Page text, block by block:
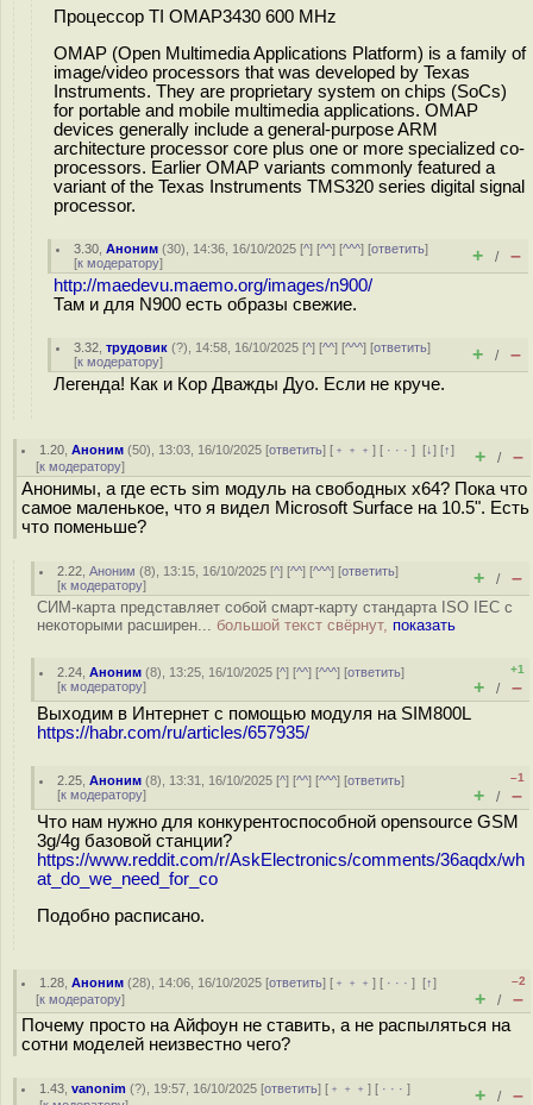
Процессор TI OMAP3430 600 MHz
OMAP (Open Multimedia Applications Platform) is a family of
image/video processors that was developed by Texas
Instruments. They are proprietary system on chips (SoCs)
for portable and mobile multimedia applications. OMAP
devices generally include a general-purpose ARM
architecture processor core plus one or more specialized co-
processors. Earlier OMAP variants commonly featured a
variant of the Texas Instruments TMS320 series digital signal
processor.
3.30 ,Аноним (30), 14:36, 16/10/2025 [^] [^^] [^^^] [ответить]
[к модератору] + / –
http://maedevu.maemo.org/images/n900/
Там и для N900 есть образы свежие.
3.32 ,трудовик (?), 14:58, 16/10/2025 [^] [^^] [^^^] [ответить]
[к модератору] + / –
Легенда! Как и Кор Дважды Дуо. Если не круче.
1.20 ,Аноним (50), 13:03, 16/10/2025 [ответить] [ ﹢﹢﹢] [ · · ·][↓] [↑]
[к модератору] + / –
Анонимы, а где есть sim модуль на свободных x64? Пока что
самое маленькое, что я видел Microsoft Surface на 10.5". Есть
что поменьше?
2.22 ,Аноним (8), 13:15, 16/10/2025 [^] [^^] [^^^] [ответить]
[к модератору] + / –
СИМ-карта представляет собой смарт-карту стандарта ISO IEC с
некоторыми расширен... большой текст свёрнут, показать
2.24 ,Аноним (8), 13:25, 16/10/2025 [^] [^^] [^^^] [ответить]
[к модератору]
+1
+ / –
Выходим в Интернет с помощью модуля на SIM800L
https://habr.com/ru/articles/657935/
2.25 ,Аноним (8), 13:31, 16/10/2025 [^] [^^] [^^^] [ответить]
[к модератору]
–1
+ / –
Что нам нужно для конкурентоспособной opensource GSM
3g/4g базовой станции?
https://www.reddit.com/r/AskElectronics/comments/36aqdx/wh
at_do_we_need_for_co
Подобно расписано.
1.28 ,Аноним (28), 14:06, 16/10/2025 [ответить] [ ﹢﹢﹢] [ · · ·][↑]
[к модератору]
–2
+ / –
Почему просто на Айфоун не ставить, а не распыляться на
сотни моделей неизвестно чего?
1.43 ,vanonim (?), 19:57, 16/10/2025 [ответить] [ ﹢﹢﹢] [ · · ·]
+ / –